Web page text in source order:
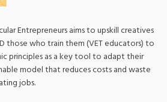
Entrepreneurs aims to upskill creatives
those who train them (VET educators) to
principles as a key tool to adapt their
model that reduces costs and waste
jobs.